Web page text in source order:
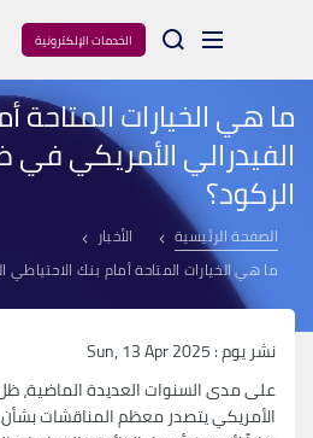
الخدمات الإلكترونية Arama
ما هي الخيارات المتاحة
الفيدرالي الأمريكي
الركود؟
الصفحة الرئيسية
الأخبار
ما هي الخيارات المتاحة أمام بنك
نشر يوم : Sun, 13 Apr 2025
على مدى السنوات العديدة الماضية، ظل
الأمريكي يتصدر معظم المناقشات بشأن